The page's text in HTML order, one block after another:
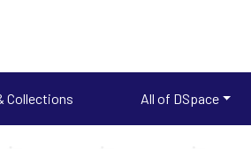
Collections All of DSpace